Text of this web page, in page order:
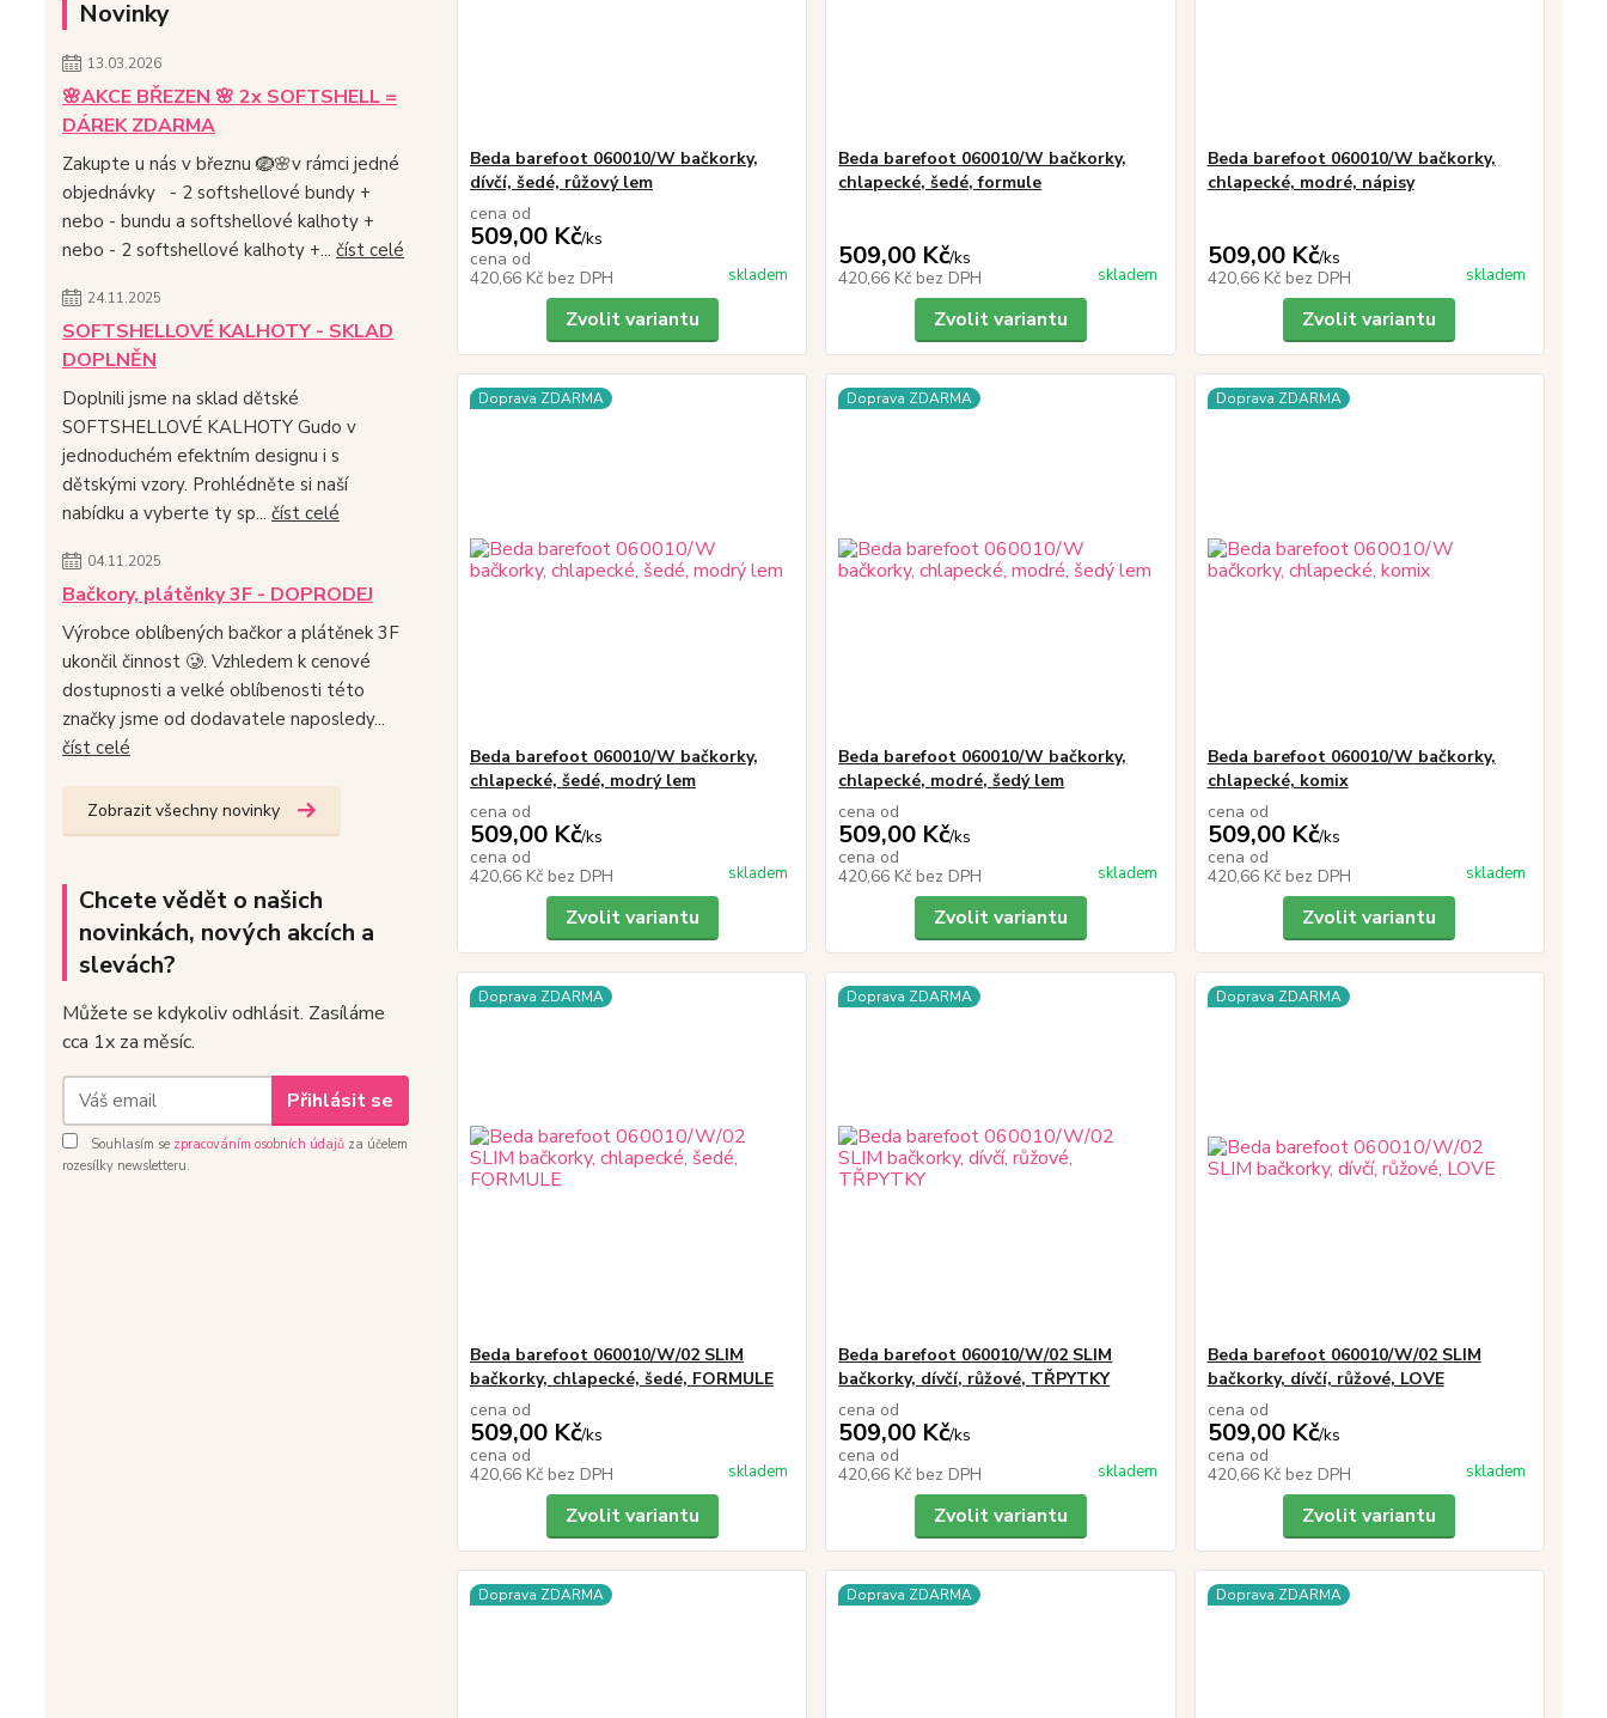
Novinky
13.03.2026
🌸AKCE BŘEZEN 🌸 2x SOFTSHELL =
DÁREK ZDARMA
Zakupte u nás v březnu 🪺🌸v rámci jedné
objednávky - 2 softshellové bundy +
nebo - bundu a softshellové kalhoty +
nebo - 2 softshellové kalhoty +... číst celé
24.11.2025
SOFTSHELLOVÉ KALHOTY - SKLAD
DOPLNĚN
Doplnili jsme na sklad dětské
SOFTSHELLOVÉ KALHOTY Gudo v
jednoduchém efektním designu i s
dětskými vzory. Prohlédněte si naší
nabídku a vyberte ty sp... číst celé
04.11.2025
Bačkory, plátěnky 3F - DOPRODEJ
Výrobce oblíbených bačkor a plátěnek 3F
ukončil činnost 🥲. Vzhledem k cenové
dostupnosti a velké oblíbenosti této
značky jsme od dodavatele naposledy...
číst celé
Zobrazit všechny novinky
Chcete vědět o našich
novinkách, nových akcích a
slevách?
Můžete se kdykoliv odhlásit. Zasíláme
cca 1x za měsíc.
Přihlásit se
Souhlasím se zpracováním osobních údajů za účelem
rozesílky newsletteru.
Beda barefoot 060010/W bačkorky,
dívčí, šedé, růžový lem
cena od
509,00 Kč/ks
cena od
420,66 Kč bez DPH skladem
Zvolit variantu
Beda barefoot 060010/W bačkorky,
chlapecké, šedé, formule
509,00 Kč/ks
420,66 Kč bez DPH skladem
Zvolit variantu
Beda barefoot 060010/W bačkorky,
chlapecké, modré, nápisy
509,00 Kč/ks
420,66 Kč bez DPH skladem
Zvolit variantu
Doprava ZDARMA
Beda barefoot 060010/W bačkorky,
chlapecké, šedé, modrý lem
cena od
509,00 Kč/ks
cena od
420,66 Kč bez DPH skladem
Zvolit variantu
Doprava ZDARMA
Beda barefoot 060010/W bačkorky,
chlapecké, modré, šedý lem
cena od
509,00 Kč/ks
cena od
420,66 Kč bez DPH skladem
Zvolit variantu
Doprava ZDARMA
Beda barefoot 060010/W bačkorky,
chlapecké, komix
cena od
509,00 Kč/ks
cena od
420,66 Kč bez DPH skladem
Zvolit variantu
Doprava ZDARMA
Beda barefoot 060010/W/02 SLIM
bačkorky, chlapecké, šedé, FORMULE
cena od
509,00 Kč/ks
cena od
420,66 Kč bez DPH skladem
Zvolit variantu
Doprava ZDARMA
Beda barefoot 060010/W/02 SLIM
bačkorky, dívčí, růžové, TŘPYTKY
cena od
509,00 Kč/ks
cena od
420,66 Kč bez DPH skladem
Zvolit variantu
Doprava ZDARMA
Beda barefoot 060010/W/02 SLIM
bačkorky, dívčí, růžové, LOVE
cena od
509,00 Kč/ks
cena od
420,66 Kč bez DPH skladem
Zvolit variantu
Doprava ZDARMA Doprava ZDARMA Doprava ZDARMA